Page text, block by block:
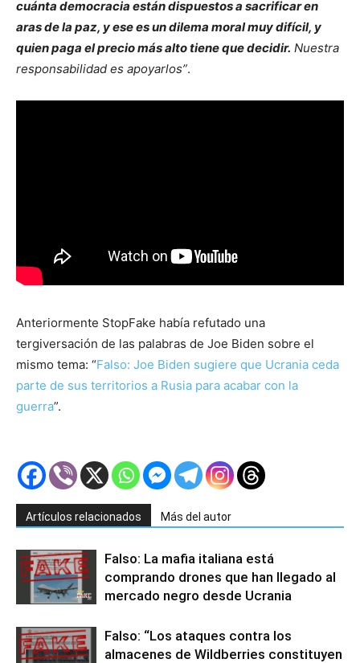
cuánta democracia están dispuestos a sacrificar en
aras de la paz, y ese es un dilema moral muy difícil, y
quien paga el precio más alto tiene que decidir. Nuestra
responsabilidad es apoyarlos”.
Anteriormente StopFake había refutado una
tergiversación de las palabras de Joe Biden sobre el
mismo tema: “Falso: Joe Biden sugiere que Ucrania ceda
parte de sus territorios a Rusia para acabar con la
guerra”.
Artículos relacionados Más del autor
Falso: La mafia italiana está
comprando drones que han llegado al
mercado negro desde Ucrania
Falso: “Los ataques contra los
almacenes de Wildberries constituyen